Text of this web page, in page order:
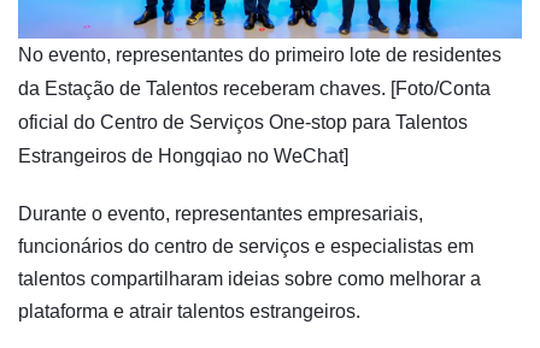
No evento, representantes do primeiro lote de residentes
da Estação de Talentos receberam chaves. [Foto/Conta
oficial do Centro de Serviços One-stop para Talentos
Estrangeiros de Hongqiao no WeChat]
Durante o evento, representantes empresariais,
funcionários do centro de serviços e especialistas em
talentos compartilharam ideias sobre como melhorar a
plataforma e atrair talentos estrangeiros.